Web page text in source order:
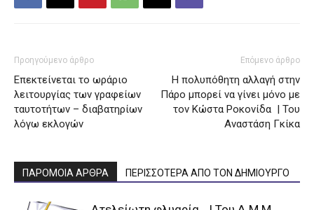
Προηγούμενο άρθρο
Επεκτείνεται το ωράριο
λειτουργίας των γραφείων
ταυτοτήτων – διαβατηρίων
λόγω εκλογών
Επόμενο άρθρο
Η πολυπόθητη αλλαγή στην
Πάρο μπορεί να γίνει μόνο με
τον Κώστα Ροκονίδα | Του
Αναστάση Γκίκα
ΠΑΡΟΜΟΙΑ ΑΡΘΡΑ ΠΕΡΙΣΣΟΤΕΡΑ ΑΠΟ ΤΟΝ ΔΗΜΙΟΥΡΓΟ